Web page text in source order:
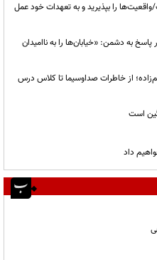
را بپذیرید و به تعهدات خود عمل
به دشمن: «خیابان‌ها را به ناامیدان
از خاطرات صداوسیما تا کلاس درس
است
داد